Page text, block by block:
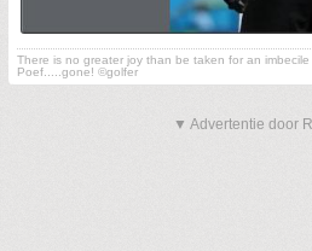
There is no greater joy than be taken for an
Poef.....gone! ©golfer
▼ Advertentie door